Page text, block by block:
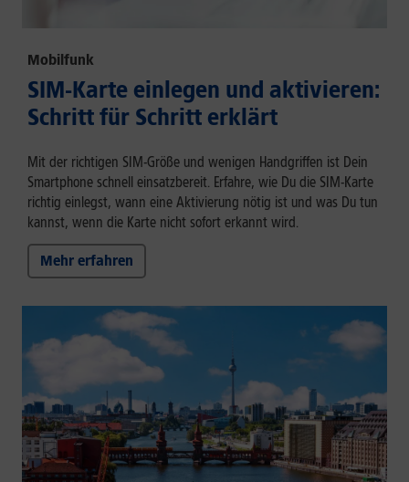
Mobilfunk
SIM-Karte einlegen und aktivieren:
Schritt für Schritt erklärt
Mit der richtigen SIM-Größe und wenigen Handgriffen ist Dein
Smartphone schnell einsatzbereit. Erfahre, wie Du die SIM-Karte
richtig einlegst, wann eine Aktivierung nötig ist und was Du tun
kannst, wenn die Karte nicht sofort erkannt wird.
Mehr erfahren